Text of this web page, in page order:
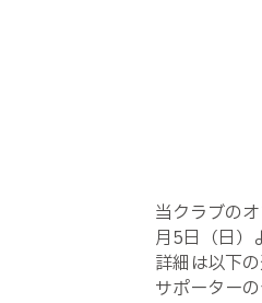
当クラブの
月5日（日）
詳細は以下の
サポーター